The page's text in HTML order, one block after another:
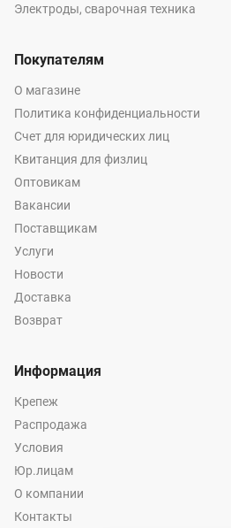
Электроды, сварочная техника
Покупателям
О магазине
Политика конфиденциальности
Счет для юридических лиц
Квитанция для физлиц
Оптовикам
Вакансии
Поставщикам
Услуги
Новости
Доставка
Возврат
Информация
Крепеж
Распродажа
Условия
Юр.лицам
О компании
Контакты